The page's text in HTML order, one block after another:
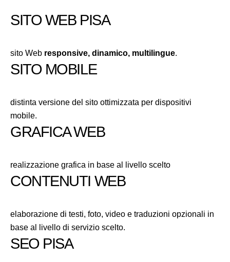
SITO WEB PISA
sito Web responsive, dinamico, multilingue.
SITO MOBILE
distinta versione del sito ottimizzata per dispositivi
mobile.
GRAFICA WEB
realizzazione grafica in base al livello scelto
CONTENUTI WEB
elaborazione di testi, foto, video e traduzioni opzionali in
base al livello di servizio scelto.
SEO PISA